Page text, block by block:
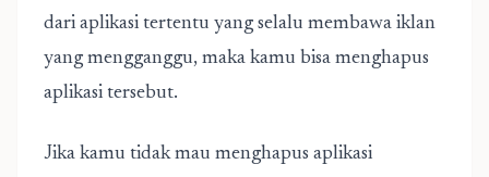
dari aplikasi tertentu yang selalu membawa iklan
yang mengganggu, maka kamu bisa menghapus
aplikasi tersebut.
Jika kamu tidak mau menghapus aplikasi